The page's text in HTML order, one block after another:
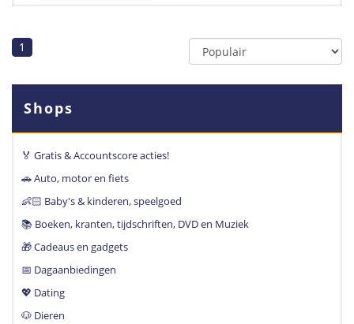
1
Shops
🏅 Gratis & Accountscore acties!
🚗 Auto, motor en fiets
👶🏻 Baby's & kinderen, speelgoed
📚 Boeken, kranten, tijdschriften, DVD en Muziek
🎁 Cadeaus en gadgets
📅 Dagaanbiedingen
💖 Dating
🐶 Dieren